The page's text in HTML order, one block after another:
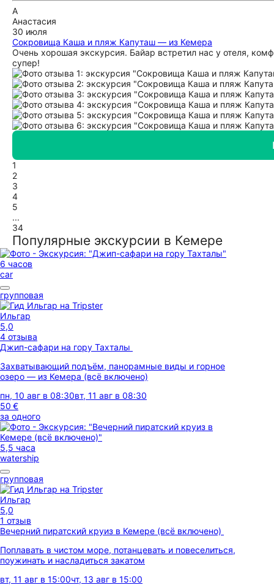
А
Анастасия
30 июля
Сокровища Каша и пляж Капуташ — из Кемера
Очень хорошая экскурсия. Байар встретил нас у отеля,
супер!
1
2
3
4
5
...
34
Популярные экскурсии в Кемере
6 часов
car
групповая
Ильгар
5,0
4 отзыва
Джип-cафари на гору Тахталы
Захватывающий подъём, панорамные виды и горное
озеро — из Кемера (всё включено)
пн, 10 авг в 08:30вт, 11 авг в 08:30
50 €
за одного
5,5 часа
watership
групповая
Ильгар
5,0
1 отзыв
Вечерний пиратский круиз в Кемере (всё включено)
Поплавать в чистом море, потанцевать и повеселиться,
поужинать и насладиться закатом
вт, 11 авг в 15:00чт, 13 авг в 15:00